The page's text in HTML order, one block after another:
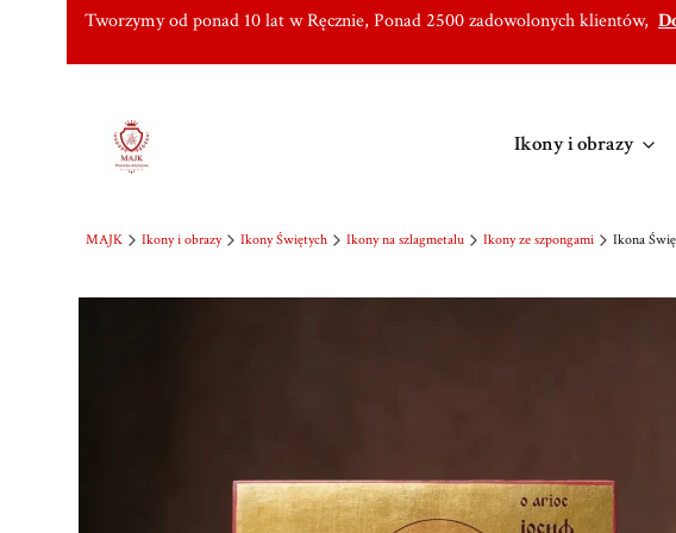
Tworzymy od ponad 10 lat w Ręcznie, Ponad 2500 zadowolonych klientów,
Ikony i obrazy
MAJK Ikony i obrazy Ikony Świętych Ikony na szlagmetalu Ikony ze szpongami Ikona